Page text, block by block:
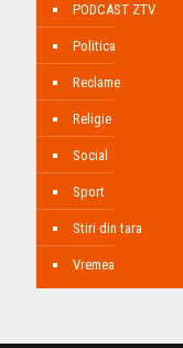
PODCAST ZTV
Politica
Reclame
Religie
Social
Sport
Stiri din tara
Vremea